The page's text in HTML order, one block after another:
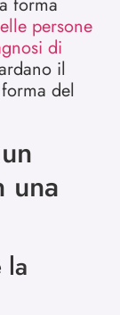
persone
di
il
del
una
la